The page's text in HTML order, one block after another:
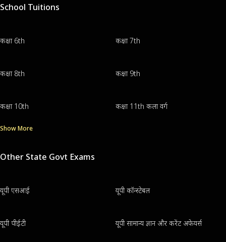
School Tuitions
कक्षा 6th कक्षा 7th
कक्षा 8th कक्षा 9th
कक्षा 10th कक्षा 11th कला वर्ग
Show More
Other State Govt Exams
यूपी एसआई यूपी कॉन्स्टेबल
यूपी पीईटी यूपी सामान्य ज्ञान और करेंट अफेयर्स